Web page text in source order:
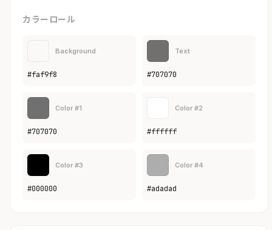
カラーロール
Background
#faf9f8
Text
#707070
Color #1
#707070
Color #2
#ffffff
Color #3
#000000
Color #4
#adadad